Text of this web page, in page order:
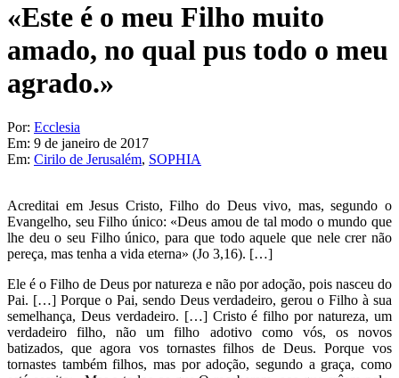
«Este é o meu Filho muito
amado, no qual pus todo o meu
agrado.»
Por: Ecclesia
Em: 9 de janeiro de 2017
Em: Cirilo de Jerusalém, SOPHIA
Acreditai em Jesus Cristo, Filho do Deus vivo, mas, segundo o
Evangelho, seu Filho único: «Deus amou de tal modo o mundo que
lhe deu o seu Filho único, para que todo aquele que nele crer não
pereça, mas tenha a vida eterna» (Jo 3,16). […]
Ele é o Filho de Deus por natureza e não por adoção, pois nasceu do
Pai. […] Porque o Pai, sendo Deus verdadeiro, gerou o Filho à sua
semelhança, Deus verdadeiro. […] Cristo é filho por natureza, um
verdadeiro filho, não um filho adotivo como vós, os novos
batizados, que agora vos tornastes filhos de Deus. Porque vos
tornastes também filhos, mas por adoção, segundo a graça, como